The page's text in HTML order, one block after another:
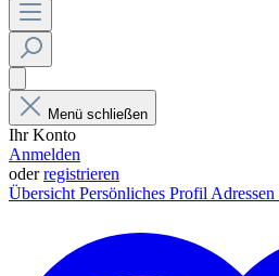
Menü schließen
Ihr Konto
Anmelden
oderregistrieren
Übersicht Persönliches Profil Adressen